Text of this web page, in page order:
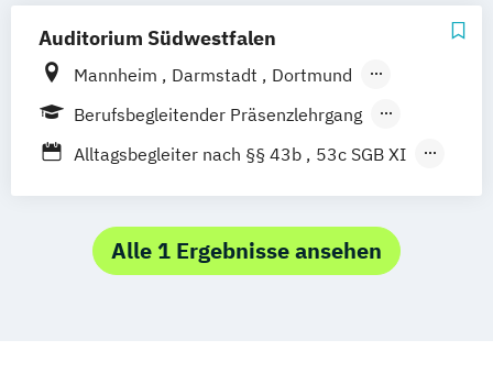
Auditorium Südwestfalen
Mannheim Darmstadt
Dortmund
Eisenach
Essen Fulda
Gießen
Köln Münster Siegen Trier
Berufsbegleitender Präsenzlehrgang
Fernlehrgang
Vollzeit
Alltagsbegleiter nach §§ 43b
53c SGB XI
Fachexperte für Palliative Care
Fachkraft für Dokumentation und
Alle 1 Ergebnisse ansehen